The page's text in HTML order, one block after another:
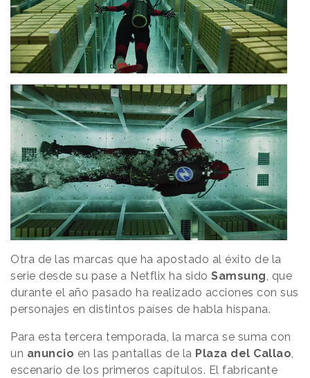
Otra de las marcas que ha apostado al éxito de la
serie desde su pase a Netflix ha sido Samsung, que
durante el año pasado ha realizado acciones con sus
personajes en distintos países de habla hispana.
Para esta tercera temporada, la marca se suma con
un anuncio en las pantallas de la Plaza del Callao,
escenario de los primeros capítulos. El fabricante